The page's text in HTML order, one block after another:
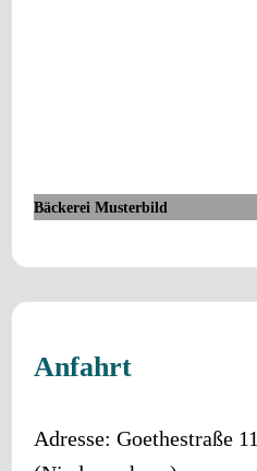
Bäckerei Musterbild
Anfahrt
Adresse: Goethestraße 11